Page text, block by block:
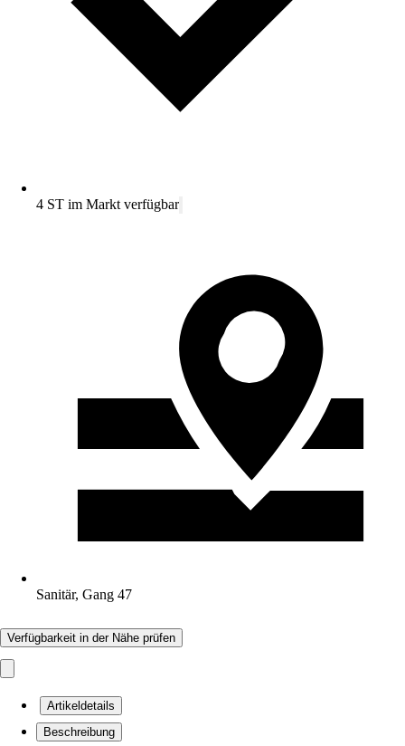
4 ST im Markt verfügbar
Sanitär, Gang 47
Verfügbarkeit in der Nähe prüfen
Artikeldetails
Beschreibung